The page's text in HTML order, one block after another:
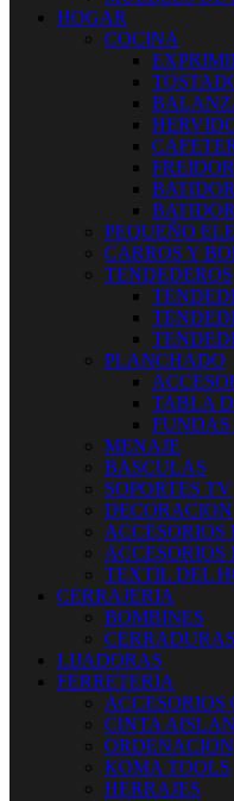
HOGAR
COCINA
PEQUEÑO
CARROS Y
TENDEDEROS
PLANCHADO
TABLA
MENAJE
BASCULAS
SOPORTES TV
DECORACION
ACCESORIOS
ACCESORIOS
TEXTIL DEL
CERRAJERIA
BOMBINES
CERRADURAS
LIJADORAS
FERRETERIA
CINTA
ORDENACION
KOMA TOOLS
HERRAJES